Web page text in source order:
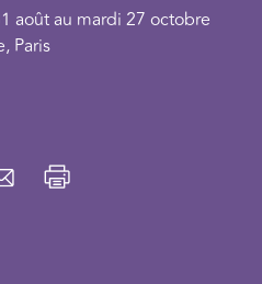
août au mardi 27 octobre
Paris